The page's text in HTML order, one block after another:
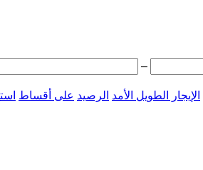
–
الإيجار الطويل الأمد الرصيد على أقساط